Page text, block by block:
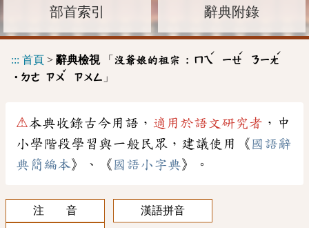
部首索引 辭典附錄
::: 首頁 > 辭典檢視「 沒爺娘的祖宗 : ㄇㄟ
ˊ
ㄧㄝ
ˊ
ㄋㄧㄤ
ˊ
˙ㄉㄜ ㄗㄨ
ˇ
ㄗㄨㄥ 」
⚠本典收錄古今用語， 適用於語文研究者 ，中
小學階段學習與一般民眾，建議使用《 國語辭
典簡編本》、《 國語小字典》。
注 音
漢語拼音